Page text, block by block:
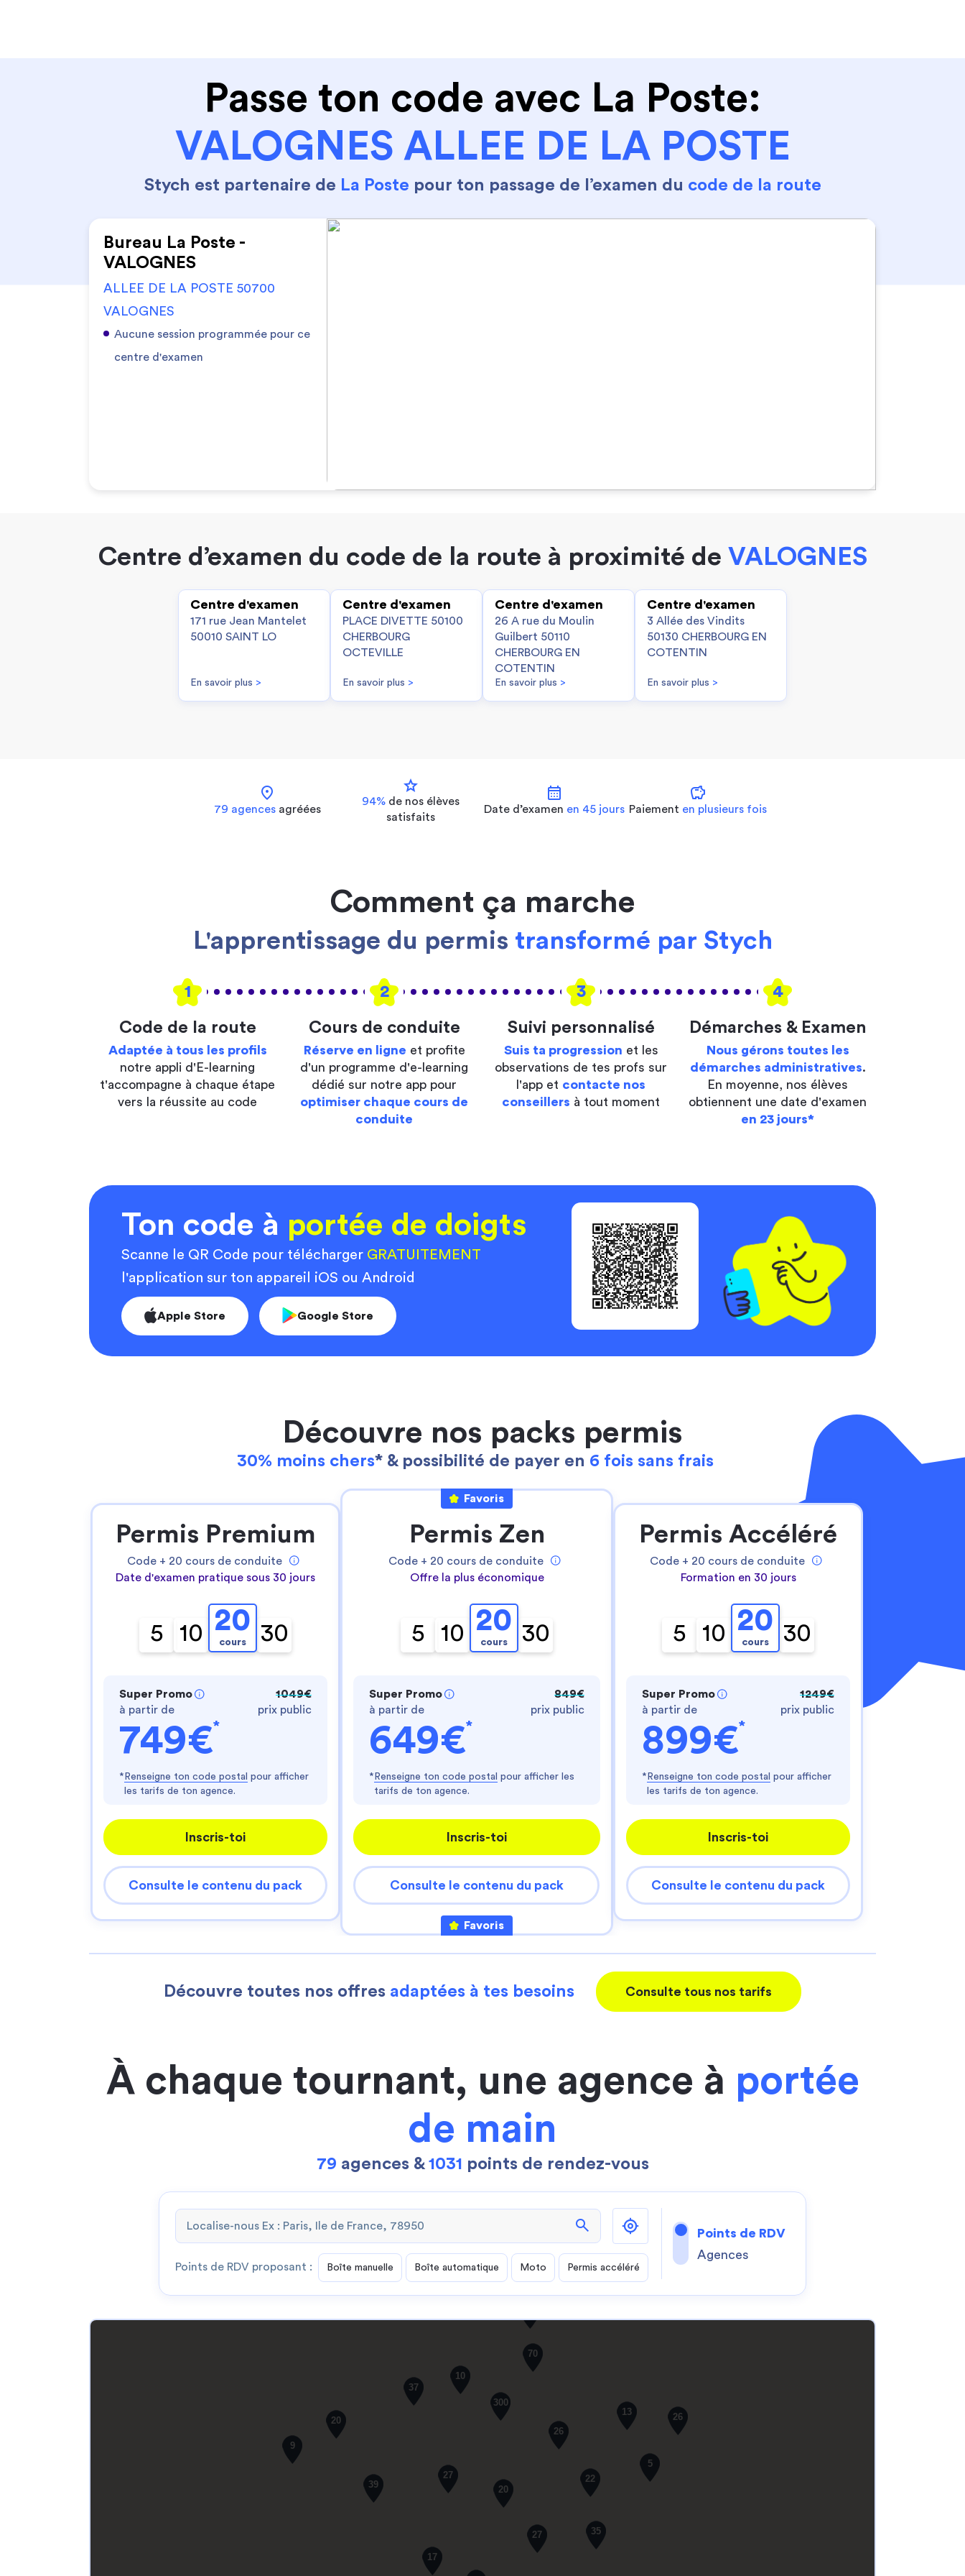
Ta gestion des cookies
expérience sur notre site
web est une priorité!
Nous utilisons des cookies pour:
- permettre le bon fonctionnement du site
- te fournir un service personnalisé
- améliorer ton expérience d'utilisateur
- personnaliser les annonces
Consentements certifiés par
Je choisis
Axeptio consent
Plateforme de Gestion du Consentement : Personnalisez vos Options
Notre plateforme vous permet d'adapter et de gérer vos paramètres de confidentialité, en
Passe ton code avec La Poste:
VALOGNES ALLEE DE LA POSTE
Stych est partenaire de La Poste pour ton passage de l’examen du code de la route
Bureau La Poste -
VALOGNES
ALLEE DE LA POSTE 50700
VALOGNES
Aucune session programmée pour ce
centre d'examen
Centre d’examen du code de la route à proximité de VALOGNES
Centre d'examen
171 rue Jean Mantelet
50010 SAINT LO
En savoir plus >
Centre d'examen
PLACE DIVETTE 50100
CHERBOURG
OCTEVILLE
En savoir plus >
Centre d'examen
26 A rue du Moulin
Guilbert 50110
CHERBOURG EN
COTENTIN
En savoir plus >
Centre d'examen
3 Allée des Vindits
50130 CHERBOURG EN
COTENTIN
En savoir plus >
location_on
79 agences agréées
star
94% de nos élèves
satisfaits
calendar_month
Date d’examen en 45 jours
savings
Paiement en plusieurs fois
Comment ça marche
L'apprentissage du permis transformé par Stych
1 2 3 4
Code de la route
Adaptée à tous les profils
notre appli d'E-learning
t'accompagne à chaque étape
vers la réussite au code
Cours de conduite
Réserve en ligne et profite
d'un programme d'e-learning
dédié sur notre app pour
optimiser chaque cours de
conduite
Suivi personnalisé
Suis ta progression et les
observations de tes profs sur
l'app et contacte nos
conseillers à tout moment
Démarches & Examen
Nous gérons toutes les
démarches administratives.
En moyenne, nos élèves
obtiennent une date d'examen
en 23 jours*
Ton code à portée de doigts
Scanne le QR Code pour télécharger GRATUITEMENT
l'application sur ton appareil iOS ou Android
Apple Store Google Store
Découvre nos packs permis
30% moins chers* & possibilité de payer en 6 fois sans frais
Permis Premium
Code + 20 cours de conduite
Date d'examen pratique sous 30 jours
5 10 20
cours 30
Super Promo
à partir de
749€*
1049€
prix public
* Renseigne ton code postal pour afficher
les tarifs de ton agence.
Inscris-toi
Consulte le contenu du pack
Favoris
Permis Zen
Code + 20 cours de conduite
Offre la plus économique
5 10 20
cours 30
Super Promo
à partir de
649€*
849€
prix public
* Renseigne ton code postal pour afficher les
tarifs de ton agence.
Inscris-toi
Consulte le contenu du pack
Favoris
Permis Accéléré
Code + 20 cours de conduite
Formation en 30 jours
5 10 20
cours 30
Super Promo
à partir de
899€*
1249€
prix public
* Renseigne ton code postal pour afficher
les tarifs de ton agence.
Inscris-toi
Consulte le contenu du pack
Découvre toutes nos offres adaptées à tes besoins Consulte tous nos tarifs
À chaque tournant, une agence à portée
de main
79 agences & 1031 points de rendez-vous
search
Points de RDV proposant : Boîte manuelle Boîte automatique Moto Permis accéléré
Points de RDV
Agences
35
70
27
26
37
17
20
22
300
20
9
27
39
13 26
10
5